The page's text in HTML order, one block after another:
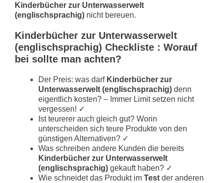
Kinderbücher zur Unterwasserwelt
(englischsprachig) nicht bereuen.
Kinderbücher zur Unterwasserwelt
(englischsprachig) Checkliste : Worauf
bei sollte man achten?
Der Preis: was darf Kinderbücher zur
Unterwasserwelt (englischsprachig) denn
eigentlich kosten? – Immer Limit setzen nicht
vergessen! ✓
Ist teurerer auch gleich gut? Worin
unterscheiden sich teure Produkte von den
günstigen Alternativen? ✓
Was schreiben andere Kunden die bereits
Kinderbücher zur Unterwasserwelt
(englischsprachig) gekauft haben? ✓
Wie schneidet das Produkt im Test der anderen